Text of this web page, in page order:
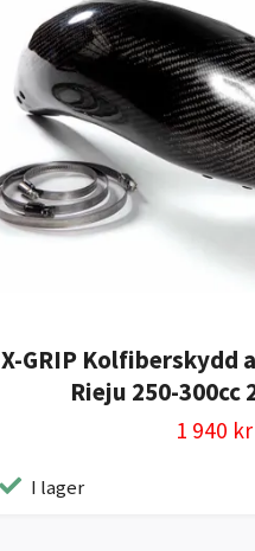
X-GRIP Kolfiberskydd
Rieju 250-300cc
1 940 kr
I lager